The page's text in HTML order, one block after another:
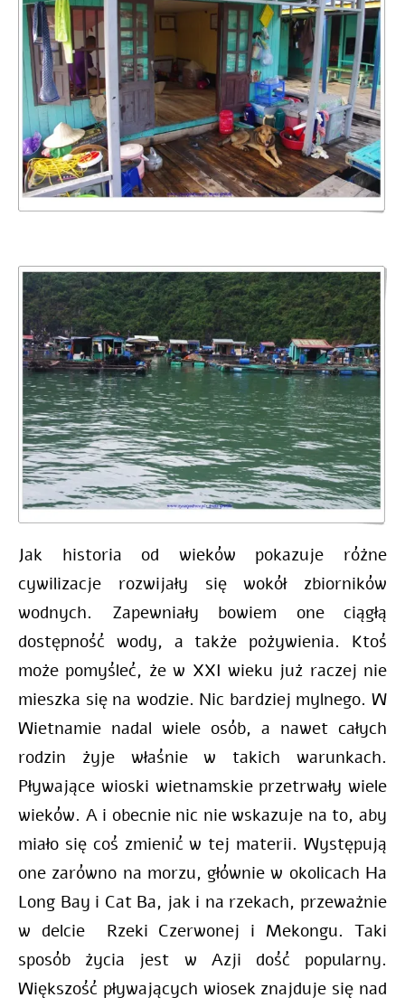
Jak historia od wieków pokazuje różne
cywilizacje rozwijały się wokół zbiorników
wodnych. Zapewniały bowiem one ciągłą
dostępność wody, a także pożywienia. Ktoś
może pomyśleć, że w XXI wieku już raczej nie
mieszka się na wodzie. Nic bardziej mylnego. W
Wietnamie nadal wiele osób, a nawet całych
rodzin żyje właśnie w takich warunkach.
Pływające wioski wietnamskie przetrwały wiele
wieków. A i obecnie nic nie wskazuje na to, aby
miało się coś zmienić w tej materii. Występują
one zarówno na morzu, głównie w okolicach Ha
Long Bay i Cat Ba, jak i na rzekach, przeważnie
w delcie Rzeki Czerwonej i Mekongu. Taki
sposób życia jest w Azji dość popularny.
Większość pływających wiosek znajduje się nad